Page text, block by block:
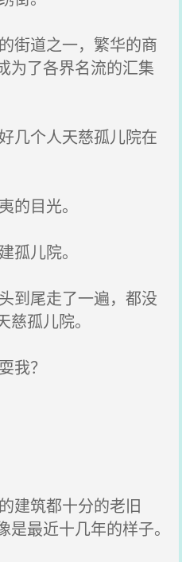
街道之一，繁华的商
为了各界名流的汇集
几个人天慈孤儿院在
目光。
儿院。
到尾走了一遍，都没
孤儿院。
我？
建筑都十分的老旧
最近十几年的样子。